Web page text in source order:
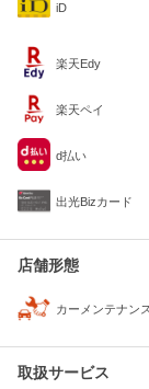
iD
楽天Edy
楽天ペイ
d払い
出光Bizカード
店舗形態
カーメンテナン
取扱サービス